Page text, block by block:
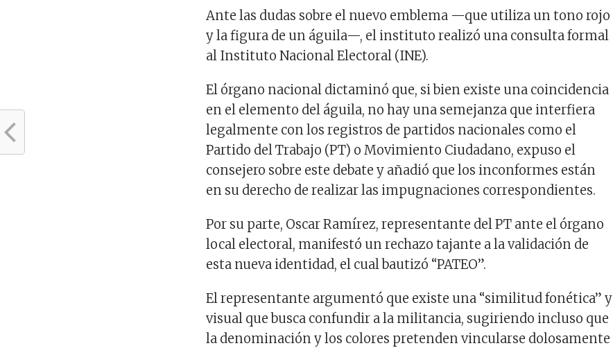
Ante las dudas sobre el nuevo emblema —que utiliza un tono rojo
y la figura de un águila—, el instituto realizó una consulta formal
al Instituto Nacional Electoral (INE).
El órgano nacional dictaminó que, si bien existe una coincidencia
en el elemento del águila, no hay una semejanza que interfiera
legalmente con los registros de partidos nacionales como el
Partido del Trabajo (PT) o Movimiento Ciudadano, expuso el
consejero sobre este debate y añadió que los inconformes están
en su derecho de realizar las impugnaciones correspondientes.
Por su parte, Oscar Ramírez, representante del PT ante el órgano
local electoral, manifestó un rechazo tajante a la validación de
esta nueva identidad, el cual bautizó “PATEO”.
El representante argumentó que existe una “similitud fonética” y
visual que busca confundir a la militancia, sugiriendo incluso que
la denominación y los colores pretenden vincularse dolosamente